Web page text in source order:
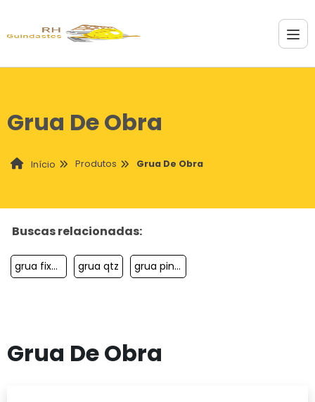
Grua De Obra
Início Produtos Grua De Obra
Buscas relacionadas:
grua fixa para movimentação de carga grua qtz grua pinada para içamento
Grua De Obra